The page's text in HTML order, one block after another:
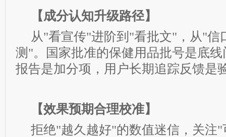
【成分认知升级路径】
从"看宣传"进阶到"看批文"，从"信
测"。国家批准的保健用品批号是底
报告是加分项，用户长期追踪反馈是
【效果预期合理校准】
拒绝"越久越好"的数值迷信，关注